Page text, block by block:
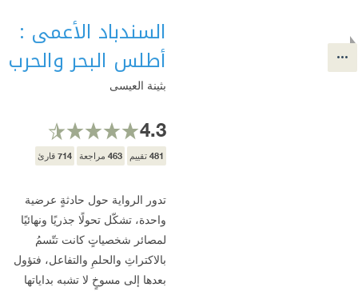
السندباد الأعمى :
أطلس البحر والحرب
بثينة العيسى
4.3
481 تقييم 463 مراجعة 714 قارئ
تدور الرواية حول حادثةٍ عرضية
واحدة، تشكّل تحولًا جذريًا ونهائيًا
لمصائر شخصياتٍ كانت تتّسمُ
بالاكتراثِ والحلمِ والتفاعل، فتؤول
بعدها إلى مسوخٍ لا تشبه بداياتها